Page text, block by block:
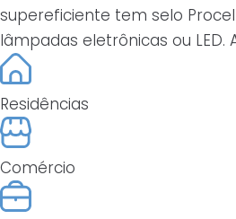
supereficiente tem selo
lâmpadas eletrônicas ou
Residências
Comércio